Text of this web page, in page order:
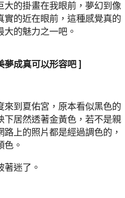
大的掛畫在我眼前，夢幻到像
實的近在眼前，這種感覺真的
的魅力之一吧。
夢成真可以形容吧 ]
來到夏佑宮，原本看似黑色的
下居然透著金黃色，若不是親
上的照片都是經過調色的，
。
迷了。